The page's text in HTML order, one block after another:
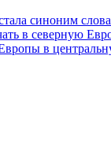
синоним
в северную
в